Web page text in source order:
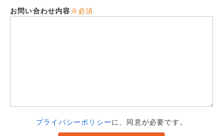
お問い合わせ内容 ※必須
プライバシーポリシーに、同意が必要です。